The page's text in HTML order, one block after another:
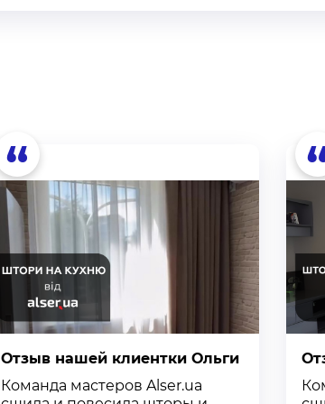
“
Отзыв нашей клиентки Ольги
Команда мастеров Alser.ua